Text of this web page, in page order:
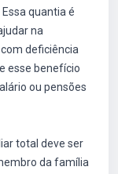
. Essa quantia é
na
deficiência
esse benefício
ou pensões
total deve ser
da família